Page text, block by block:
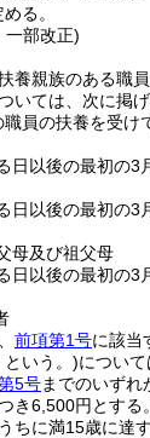
る。
一部改正)
養親族のある職
いては、次に掲
員の扶養を受け
日以後の最初の3
日以後の最初の3
母及び祖父母
日以後の最初の3
前項第1号に該当
という。)につい
5号までのいずれ
き6,500円とする。
ちに満15歳に達